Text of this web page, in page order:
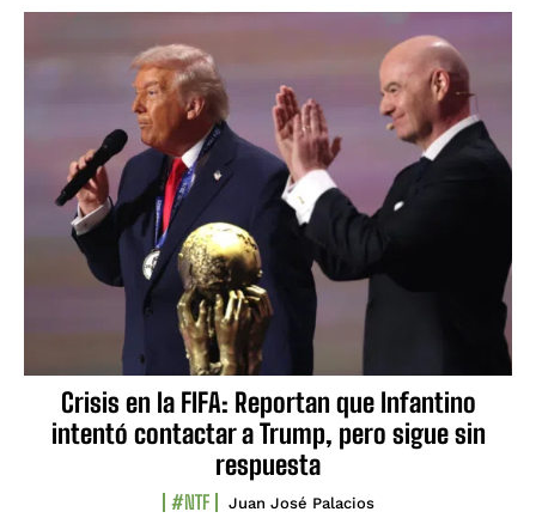
Crisis en la FIFA: Reportan que Infantino
intentó contactar a Trump, pero sigue sin
respuesta
#NTF Juan José Palacios